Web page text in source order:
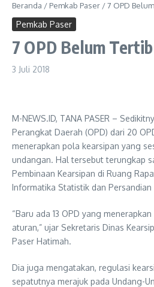
Beranda / Pemkab Paser /7 OPD
Pemkab Paser
7 OPD Belum
3 Juli 2018
M-NEWS.ID, TANA PASER –
Perangkat Daerah (OPD) dari 20
menerapkan pola kearsipan yang
undangan. Hal tersebut terungkap
Pembinaan Kearsipan di Ruang
Informatika Statistik dan Persandian
“Baru ada 13 OPD yang
aturan,” ujar Sekretaris Dinas
Paser Hatimah.
Dia juga mengatakan, regulasi
sepatutnya merajuk pada Undang-